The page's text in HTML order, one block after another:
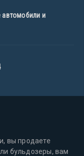
автомобили и
вы продаете
бульдозеры, вам